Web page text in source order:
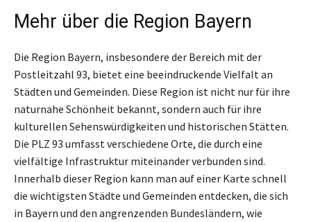
Mehr über die Region Bayern
Die Region Bayern, insbesondere der Bereich mit der
Postleitzahl 93, bietet eine beeindruckende Vielfalt an
Städten und Gemeinden. Diese Region ist nicht nur für ihre
naturnahe Schönheit bekannt, sondern auch für ihre
kulturellen Sehenswürdigkeiten und historischen Stätten.
Die PLZ 93 umfasst verschiedene Orte, die durch eine
vielfältige Infrastruktur miteinander verbunden sind.
Innerhalb dieser Region kann man auf einer Karte schnell
die wichtigsten Städte und Gemeinden entdecken, die sich
in Bayern und den angrenzenden Bundesländern, wie